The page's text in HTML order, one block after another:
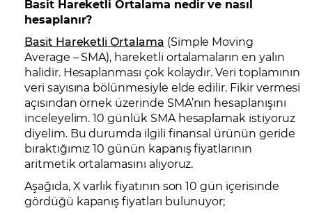
Basit Hareketli Ortalama nedir ve nasıl
hesaplanır?
Basit Hareketli Ortalama (Simple Moving
Average – SMA), hareketli ortalamaların en yalın
halidir. Hesaplanması çok kolaydır. Veri toplamının
veri sayısına bölünmesiyle elde edilir. Fikir vermesi
açısından örnek üzerinde SMA’nın hesaplanışını
inceleyelim. 10 günlük SMA hesaplamak istiyoruz
diyelim. Bu durumda ilgili finansal ürünün geride
bıraktığımız 10 günün kapanış fiyatlarının
aritmetik ortalamasını alıyoruz.
Aşağıda, X varlık fiyatının son 10 gün içerisinde
gördüğü kapanış fiyatları bulunuyor;